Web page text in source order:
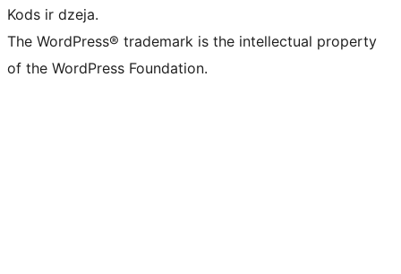
Kods ir dzeja.
The WordPress® trademark is the intellectual property
of the WordPress Foundation.